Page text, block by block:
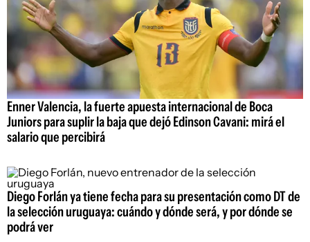
Enner Valencia, la fuerte apuesta internacional de Boca
Juniors para suplir la baja que dejó Edinson Cavani: mirá el
salario que percibirá
Diego Forlán ya tiene fecha para su presentación como DT de
la selección uruguaya: cuándo y dónde será, y por dónde se
podrá ver